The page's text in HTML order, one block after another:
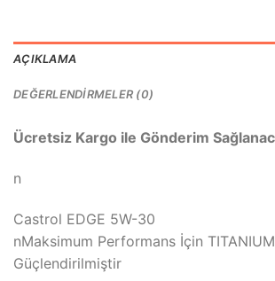
AÇIKLAMA
DEĞERLENDIRMELER (0)
Ücretsiz Kargo ile Gönderim
n
Castrol EDGE 5W-30
nMaksimum Performans İçin
Güçlendirilmiştir